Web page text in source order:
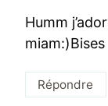
Humm
miam:)Bises
Répondre